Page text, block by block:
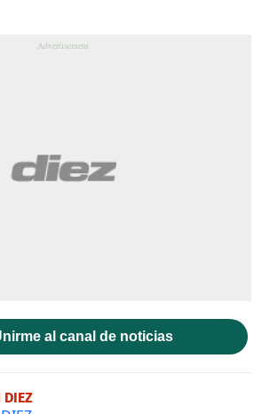
al canal de noticias
DIEZ